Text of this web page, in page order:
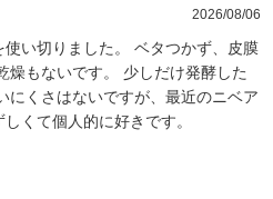
2026/08/06
い切りました。 ベタつかず、皮膜
燥もないです。 少しだけ発酵した
にくさはないですが、最近のニベア
くて個人的に好きです。